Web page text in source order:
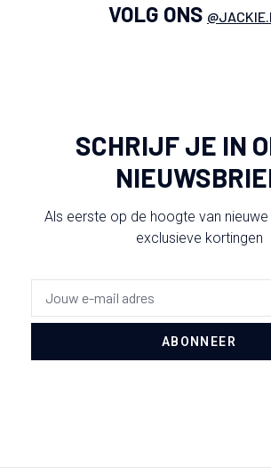
VOLG ONS
SCHRIJF JE IN
Als eerste op de hoogte van
exclusieve kortingen
ABONNEER